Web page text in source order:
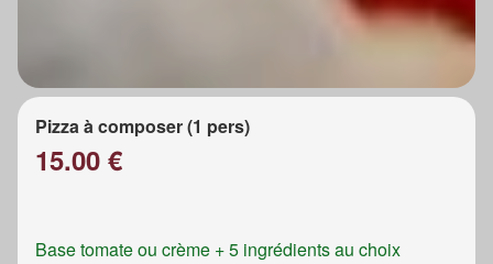
Pizza à composer (1 pers)
15.00 €
Base tomate ou crème + 5 ingrédients au choix